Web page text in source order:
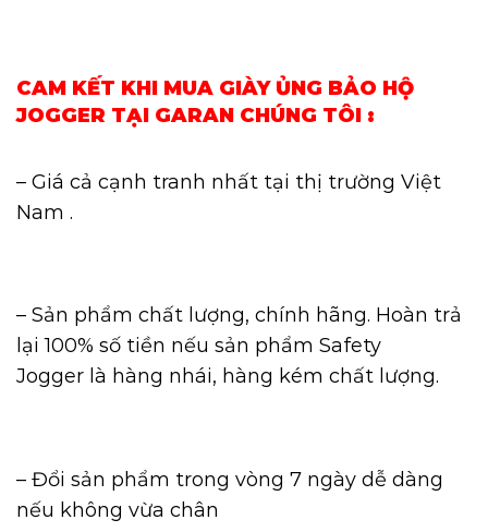
CAM KẾT KHI MUA GIÀY ỦNG BẢO HỘ
JOGGER TẠI GARAN CHÚNG TÔI :
– Giá cả cạnh tranh nhất tại thị trường Việt
Nam .
– Sản phẩm chất lượng, chính hãng. Hoàn trả
lại 100% số tiền nếu sản phẩm Safety
Jogger là hàng nhái, hàng kém chất lượng.
– Đổi sản phẩm trong vòng 7 ngày dễ dàng
nếu không vừa chân